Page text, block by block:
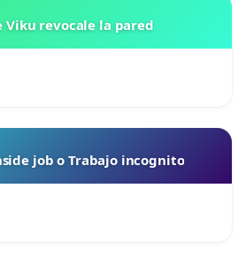
Viku revocale la pared
job o Trabajo incognito